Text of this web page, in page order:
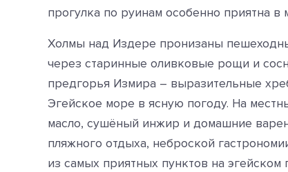
прогулка по руинам особенно приятна
Холмы над Издере пронизаны
через старинные оливковые рощи и
предгорья Измира – выразительные
Эгейское море в ясную погоду. На
масло, сушёный инжир и домашние
пляжного отдыха, неброской
из самых приятных пунктов на эгейском